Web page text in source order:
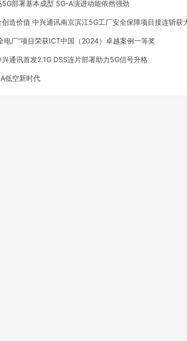
部署基本成型 5G-A演进动能依然强劲
造价值 中兴通讯南京滨江5G工厂安全保障项目接连斩获
电厂”项目荣获ICT中国（2024）卓越案例一等奖
通讯首发2.1G DSS连片部署助力5G信号升格
低空新时代